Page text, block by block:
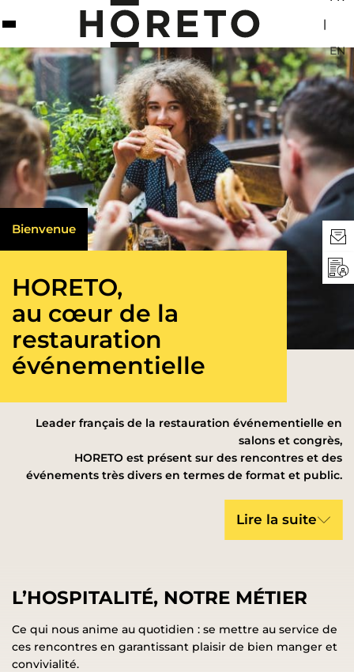
|
EN
Bienvenue
HORETO,
au cœur de la
restauration
événementielle
Leader français de la restauration événementielle en
salons et congrès,
HORETO est présent sur des rencontres et des
événements très divers en termes de format et public.
Lire la suite
L’HOSPITALITÉ, NOTRE MÉTIER
Ce qui nous anime au quotidien : se mettre au service de
ces rencontres en garantissant plaisir de bien manger et
convivialité.